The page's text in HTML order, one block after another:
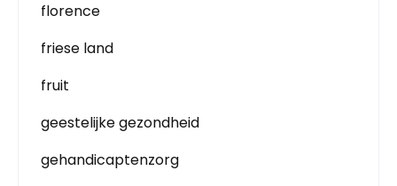
florence
friese land
fruit
geestelijke gezondheid
gehandicaptenzorg